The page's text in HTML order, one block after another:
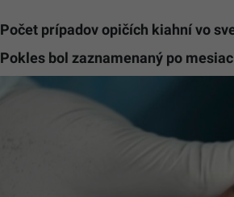
Počet prípadov opičích kiahní vo
Pokles bol zaznamenaný po